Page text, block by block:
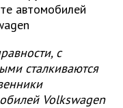
автомобилей
с
сталкиваются
Volkswagen